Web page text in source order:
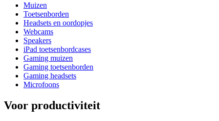
Muizen
Toetsenborden
Headsets en oordopjes
Webcams
Speakers
iPad toetsenbordcases
Gaming muizen
Gaming toetsenborden
Gaming headsets
Microfoons
Voor productiviteit